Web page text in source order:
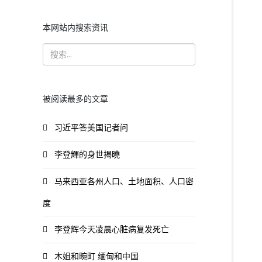
本网站内搜索资讯
被阅读最多的文章
习近平答美国记者问
李登輝的身世揭曉
马来西亚各州人口、土地面积、人口密
度
李登辉今天凌晨心脏病复发死亡
木姐和畹町 缅甸和中国